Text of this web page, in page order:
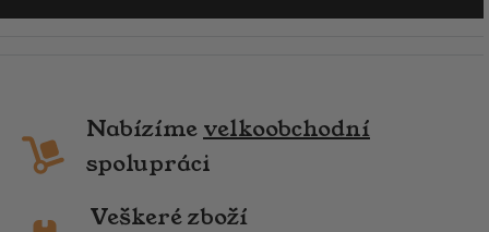
Nabízíme velkoobchodní
spolupráci
Veškeré zboží